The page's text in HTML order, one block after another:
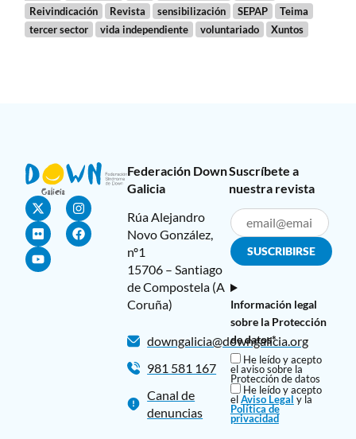
Reivindicación
Revista sensibilización SEPAP
Teima
tercer sector
vida independiente voluntariado Xuntos
Federación Down
Galicia
Rúa Alejandro
Novo González,
nº1
15706 – Santiago
de Compostela (A
Coruña)
downgalicia@downgalicia.org
981 581 167
Canal de
denuncias
Suscríbete a
nuestra revista
Información legal
sobre la Protección
de datos*
He leído y acepto
el aviso sobre la
Protección de datos
He leído y acepto
elAviso Legal y la
Política de
privacidad